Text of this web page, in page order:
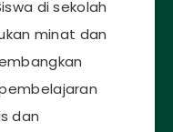
di sekolah
minat dan
dan